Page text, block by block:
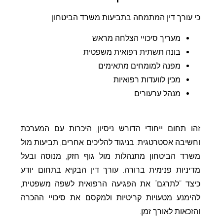
כי עורך דין המתמחה בתביעות משרד הביטחון:
מעריך סיכויי הצלחה מראש
בונה תשתית רפואית משפטית
מפנה למומחים מתאימים
מכין לוועדות רפואיות
מנהל ערעורים
זהו תחום ייחודי הדורש ניסיון, היכרות עם המערכת
וחשיבה אסטרטגית. בניגוד להליכים אחרים, תביעות מול
משרד הביטחון מתנהלות מול גוף חזק, מנוסה ובעל
מדיניות פנימית ברורה. עורך דין הבקיא בתחום יודע
כיצד “לתרגם” את הפגיעה הרפואית לשפה משפטית,
להימנע מטעויות קריטיות ולמקסם את סיכויי ההכרה
והזכאות לאורך זמן.